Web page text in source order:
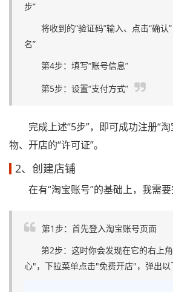
步”
将收到的“验证码”输入、点击“确认”
名”
第4步：填写“账号信息”
第5步：设置“支付方式”
完成上述“5步”，即可成功注册“淘
物、开店的“许可证”。
2、创建店铺
在有“淘宝账号”的基础上，我需要
第1步：首先登入淘宝账号页面
第2步：这时你会发现在它的右上角
心"，下拉菜单点击"免费开店"，弹出以